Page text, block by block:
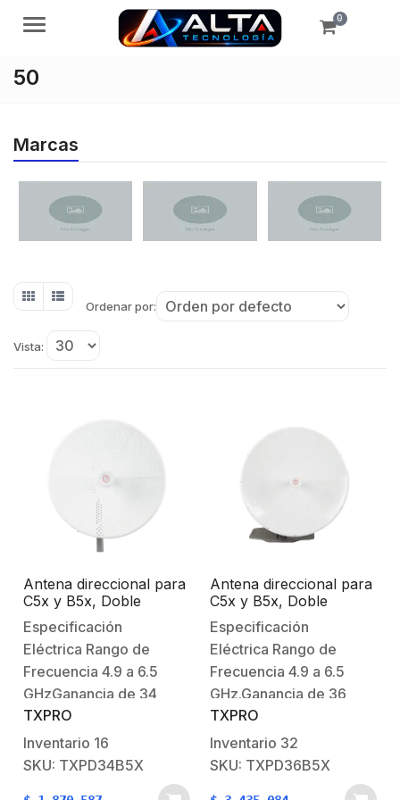
Menú 0
50
Marcas
Ordenar por:
Vista:
Antena direccional para
C5x y B5x, Doble
polaridad 45 ° y 90 °,
4.9 – 6.5 GHz, 2 ft,
Ganancia de 34 dBi,
Montaje incluido
Especificación
Eléctrica Rango de
Frecuencia 4.9 a 6.5
GHzGanancia de 34
dBiVSWR
<2.0Polarización
dobleAislamiento >30
dBF/B > 35 dB Ancho
TXPRO
Inventario 16
SKU: TXPD34B5X
Antena direccional para
C5x y B5x, Doble
polaridad 45 ° y 90 °,
4.9 – 6.5 GHz, 2 ft,
Ganancia de 36 dBi,
Montaje incluido
Especificación
Eléctrica Rango de
Frecuencia 4.9 a 6.5
GHz.Ganancia de 36
dBi.VSWR
<2.0.Polarización
doble.Aislamiento >30
dB.F/B > 35 dB.Ancho
TXPRO
Inventario 32
SKU: TXPD36B5X